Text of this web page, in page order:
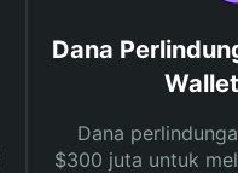
Dana
Wallet
Dana
$300 juta untuk